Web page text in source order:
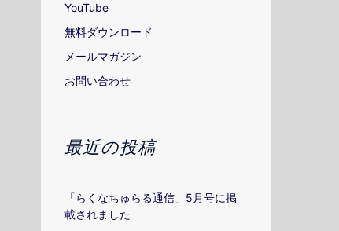
YouTube
無料ダウンロード
メールマガジン
お問い合わせ
最近の投稿
「らくなちゅらる通信」5月号に掲
載されました